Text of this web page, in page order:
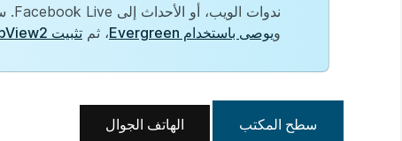
ندوات الويب، أو الأحداث إلى Facebook Live. ستحتاج إلى
ويوصى باستخدام Evergreen ، ثم تثبيت WebView2
سطح المكتب الهاتف الجوال